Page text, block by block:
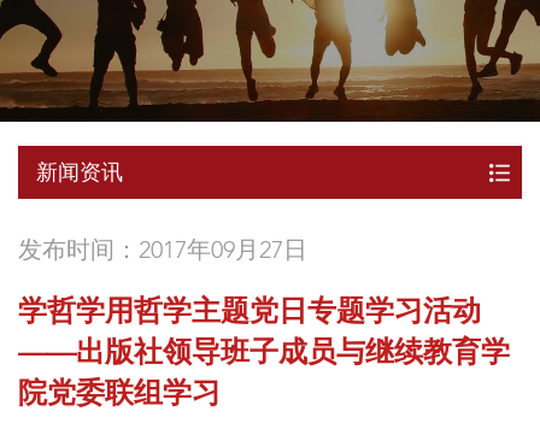
新闻资讯
发布时间：2017年09月27日
学哲学用哲学主题党日专题学习活动
——出版社领导班子成员与继续教育学
院党委联组学习